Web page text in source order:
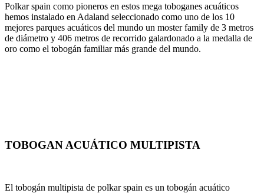
Polkar spain como pioneros en estos mega toboganes acuáticos
hemos instalado en Adaland seleccionado como uno de los 10
mejores parques acuáticos del mundo un moster family de 3 metros
de diámetro y 406 metros de recorrido galardonado a la medalla de
oro como el tobogán familiar más grande del mundo.
TOBOGAN ACUÁTICO MULTIPISTA
El tobogán multipista de polkar spain es un tobogán acuático